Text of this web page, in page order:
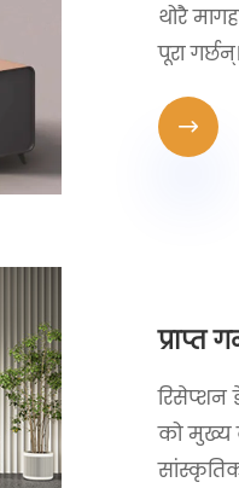
थोरै
पूरा गर्छन्।

प्राप्त
रिसेप्शन
को मुख्य